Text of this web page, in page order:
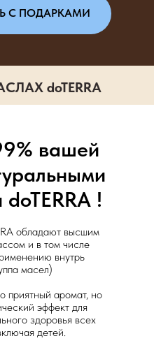
С ПОДАРКАМИ
doTERRA
вашей
!
обладают высшим
и в том числе
внутрь
масел)
приятный аромат, но
эффект для
здоровья всех
детей.